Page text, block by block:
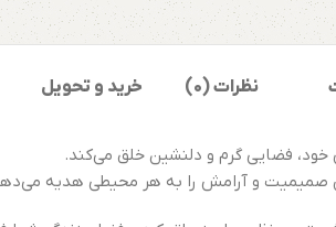
نظرات (0) خرید و تحویل
خود، فضایی گرم و دلنشین خلق می‌کند.
حس صمیمیت و آرامش را به هر محیطی هدیه